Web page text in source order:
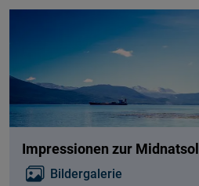
Impressionen zur Midnatsol
Bildergalerie